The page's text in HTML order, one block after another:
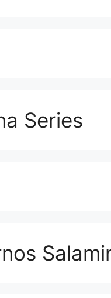
Series